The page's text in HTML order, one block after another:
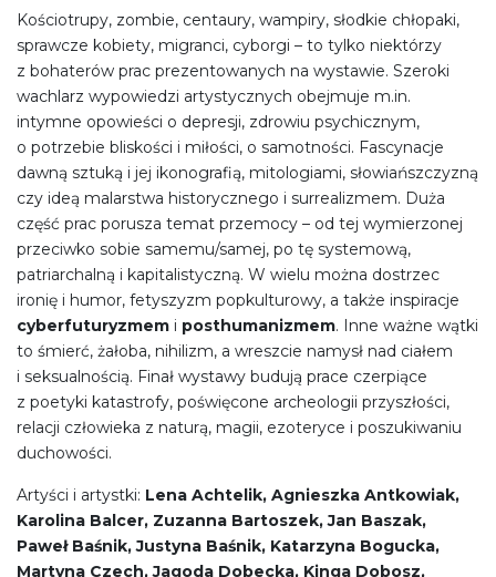
Kościotrupy, zombie, centaury, wampiry, słodkie chłopaki,
sprawcze kobiety, migranci, cyborgi – to tylko niektórzy
z bohaterów prac prezentowanych na wystawie. Szeroki
wachlarz wypowiedzi artystycznych obejmuje m.in.
intymne opowieści o depresji, zdrowiu psychicznym,
o potrzebie bliskości i miłości, o samotności. Fascynacje
dawną sztuką i jej ikonografią, mitologiami, słowiańszczyzną
czy ideą malarstwa historycznego i surrealizmem. Duża
część prac porusza temat przemocy – od tej wymierzonej
przeciwko sobie samemu/samej, po tę systemową,
patriarchalną i kapitalistyczną. W wielu można dostrzec
ironię i humor, fetyszyzm popkulturowy, a także inspiracje
cyberfuturyzmem i posthumanizmem. Inne ważne wątki
to śmierć, żałoba, nihilizm, a wreszcie namysł nad ciałem
i seksualnością. Finał wystawy budują prace czerpiące
z poetyki katastrofy, poświęcone archeologii przyszłości,
relacji człowieka z naturą, magii, ezoteryce i poszukiwaniu
duchowości.
Artyści i artystki: Lena Achtelik, Agnieszka Antkowiak,
Karolina Balcer, Zuzanna Bartoszek, Jan Baszak,
Paweł Baśnik, Justyna Baśnik, Katarzyna Bogucka,
Martyna Czech, Jagoda Dobecka, Kinga Dobosz,